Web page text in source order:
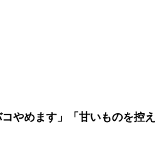
やめます」「甘いものを控